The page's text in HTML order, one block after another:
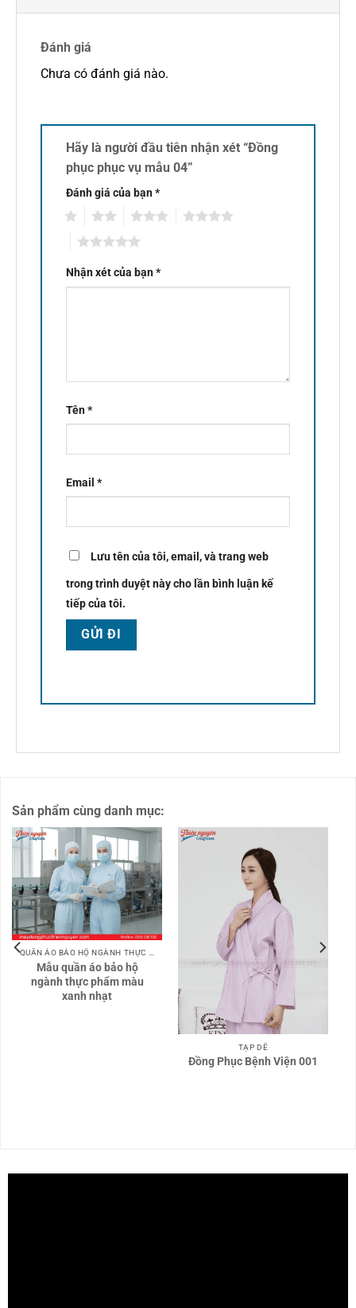
Đánh giá
Chưa có đánh giá nào.
Hãy là người đầu tiên nhận xét “Đồng
phục phục vụ mẫu 04”
Đánh giá của bạn*
Nhận xét của bạn*
Tên*
Email *
Lưu tên của tôi, email, và trang web
trong trình duyệt này cho lần bình luận kế
tiếp của tôi.
Sản phẩm cùng danh mục:
QUẦN ÁO BẢO HỘ NGÀNH THỰC PHẨM
Mẫu quần áo bảo hộ
ngành thực phẩm màu
xanh nhạt
TẠP DỀ
Đồng Phục Bệnh Viện 001